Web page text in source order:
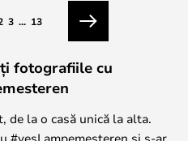
3 ... 13
Următorul
fotografiile cu
de la o casă unică la alta.
#yesLampemesteren și s-ar